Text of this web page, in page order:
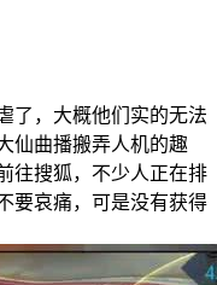
，大概他们实的无法
仙曲播搬弄人机的趣
往搜狐，不少人正在排
要哀痛，可是没有获得